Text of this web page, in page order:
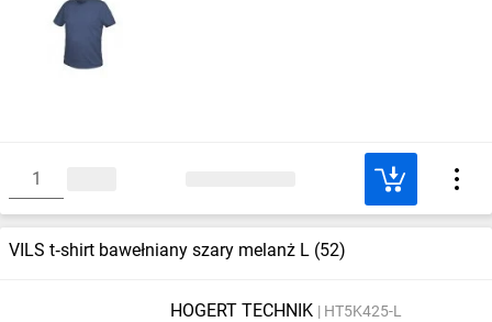
VILS t‑shirt bawełniany szary melanż L (52)
HOGERT TECHNIK HT5K425-L